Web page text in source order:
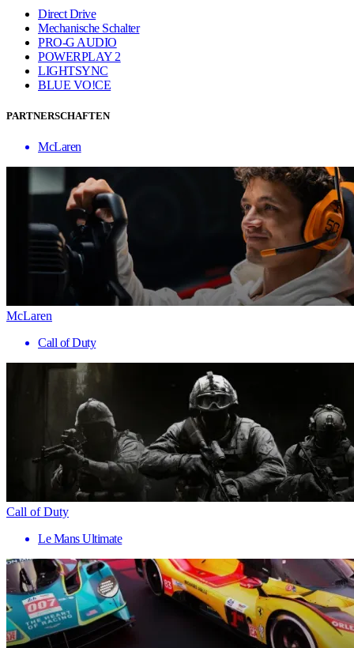
Direct Drive
Mechanische Schalter
PRO-G AUDIO
POWERPLAY 2
LIGHTSYNC
BLUE VO!CE
PARTNERSCHAFTEN
McLaren
McLaren
Call of Duty
Call of Duty
Le Mans Ultimate